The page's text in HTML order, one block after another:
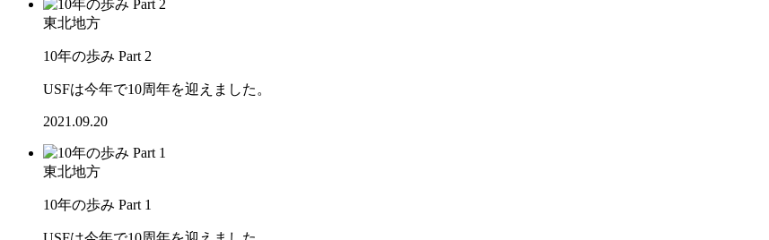
東北地方
10年の歩み Part 2
USFは今年で10周年を迎えました。
2021.09.20
東北地方
10年の歩み Part 1